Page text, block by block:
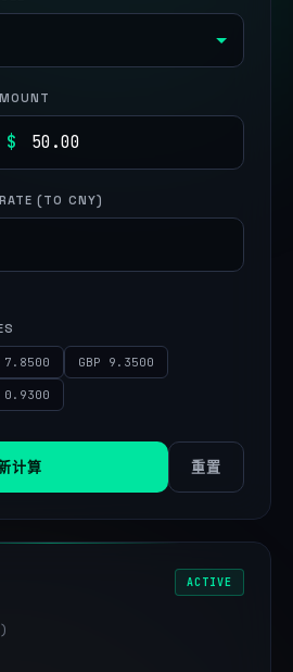
$
(TO CNY)
7.8500 GBP 9.3500
0.9300
计算 重置
ACTIVE